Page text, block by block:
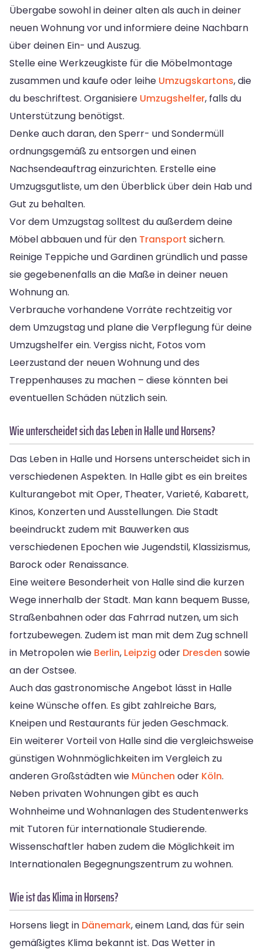
Übergabe sowohl in deiner alten als auch in deiner
neuen Wohnung vor und informiere deine Nachbarn
über deinen Ein- und Auszug.
Stelle eine Werkzeugkiste für die Möbelmontage
zusammen und kaufe oder leihe Umzugskartons, die
du beschriftest. Organisiere Umzugshelfer, falls du
Unterstützung benötigst.
Denke auch daran, den Sperr- und Sondermüll
ordnungsgemäß zu entsorgen und einen
Nachsendeauftrag einzurichten. Erstelle eine
Umzugsgutliste, um den Überblick über dein Hab und
Gut zu behalten.
Vor dem Umzugstag solltest du außerdem deine
Möbel abbauen und für den Transport sichern.
Reinige Teppiche und Gardinen gründlich und passe
sie gegebenenfalls an die Maße in deiner neuen
Wohnung an.
Verbrauche vorhandene Vorräte rechtzeitig vor
dem Umzugstag und plane die Verpflegung für deine
Umzugshelfer ein. Vergiss nicht, Fotos vom
Leerzustand der neuen Wohnung und des
Treppenhauses zu machen – diese könnten bei
eventuellen Schäden nützlich sein.
Wie unterscheidet sich das Leben in Halle und Horsens?
Das Leben in Halle und Horsens unterscheidet sich in
verschiedenen Aspekten. In Halle gibt es ein breites
Kulturangebot mit Oper, Theater, Varieté, Kabarett,
Kinos, Konzerten und Ausstellungen. Die Stadt
beeindruckt zudem mit Bauwerken aus
verschiedenen Epochen wie Jugendstil, Klassizismus,
Barock oder Renaissance.
Eine weitere Besonderheit von Halle sind die kurzen
Wege innerhalb der Stadt. Man kann bequem Busse,
Straßenbahnen oder das Fahrrad nutzen, um sich
fortzubewegen. Zudem ist man mit dem Zug schnell
in Metropolen wie Berlin, Leipzig oder Dresden sowie
an der Ostsee.
Auch das gastronomische Angebot lässt in Halle
keine Wünsche offen. Es gibt zahlreiche Bars,
Kneipen und Restaurants für jeden Geschmack.
Ein weiterer Vorteil von Halle sind die vergleichsweise
günstigen Wohnmöglichkeiten im Vergleich zu
anderen Großstädten wie München oder Köln.
Neben privaten Wohnungen gibt es auch
Wohnheime und Wohnanlagen des Studentenwerks
mit Tutoren für internationale Studierende.
Wissenschaftler haben zudem die Möglichkeit im
Internationalen Begegnungszentrum zu wohnen.
Wie ist das Klima in Horsens?
Horsens liegt in Dänemark, einem Land, das für sein
gemäßigtes Klima bekannt ist. Das Wetter in